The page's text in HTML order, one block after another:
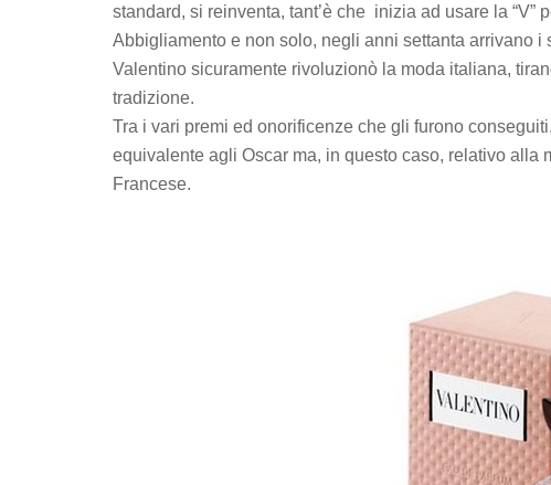
standard, si reinventa, tant’è che inizia ad usare la
Abbigliamento e non solo, negli anni settanta arrivano i
Valentino sicuramente rivoluzionò la moda italiana,
tradizione.
Tra i vari premi ed onorificenze che gli furono
equivalente agli Oscar ma, in questo caso, relativo alla
Francese.